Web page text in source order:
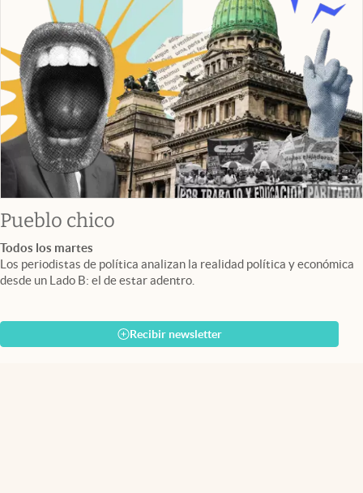
Pueblo chico
Todos los martes
Los periodistas de política analizan la realidad política y económica
desde un Lado B: el de estar adentro.
Recibir newsletter